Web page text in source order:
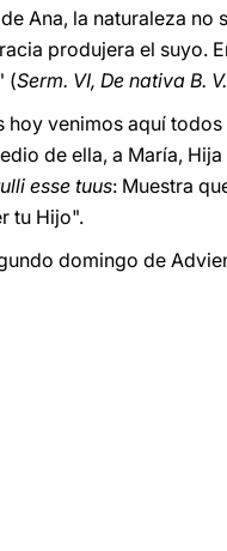
Ana, la naturaleza
produjera el suyo.
(Serm. VI, De nativa B.
hoy venimos aquí
de ella, a María,
esse tuus: Muestra
tu Hijo".
domingo de